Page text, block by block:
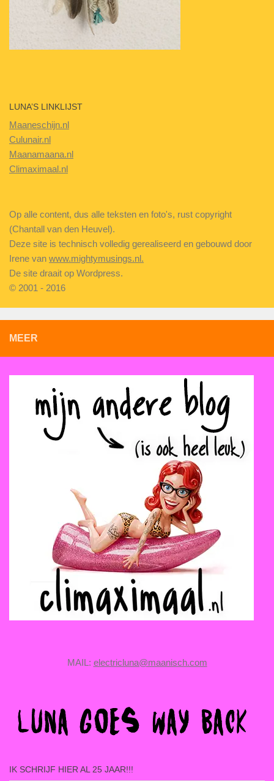
LUNA’S LINKLIJST
Maaneschijn.nl
Culunair.nl
Maanamaana.nl
Climaximaal.nl
Op alle content, dus alle teksten en foto's, rust copyright
(Chantall van den Heuvel).
Deze site is technisch volledig gerealiseerd en gebouwd door
Irene van www.mightymusings.nl.
De site draait op Wordpress.
© 2001 - 2016
MEER
MAIL: electricluna@maanisch.com
IK SCHRIJF HIER AL 25 JAAR!!!